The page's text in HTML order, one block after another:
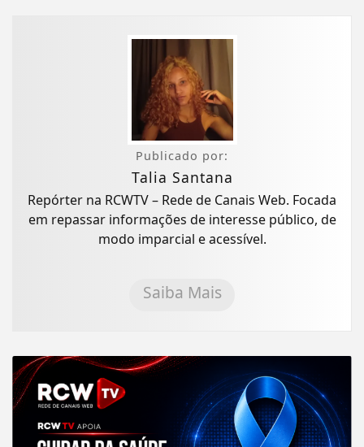
Publicado por:
Talia Santana
Repórter na RCWTV – Rede de Canais Web. Focada
em repassar informações de interesse público, de
modo imparcial e acessível.
Saiba Mais